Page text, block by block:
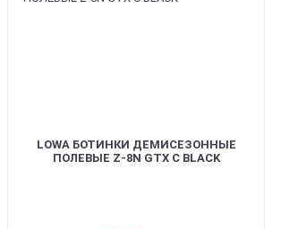
LOWA БОТИНКИ ДЕМИСЕЗОННЫЕ
ПОЛЕВЫЕ Z-8N GTX C BLACK